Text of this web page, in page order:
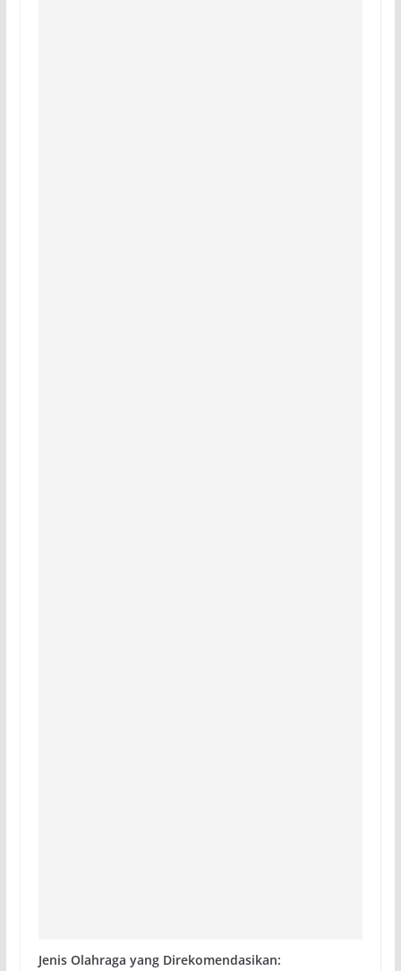
Jenis Olahraga yang Direkomendasikan: